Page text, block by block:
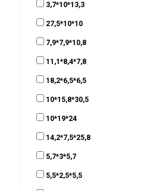
3,7*10*13,3
27,5*10*10
7,9*7,9*10,8
11,1*8,4*7,8
18,2*6,5*6,5
10*15,8*30,5
10*19*24
14,2*7,5*25,8
5,7*3*5,7
5,5*2,5*5,5